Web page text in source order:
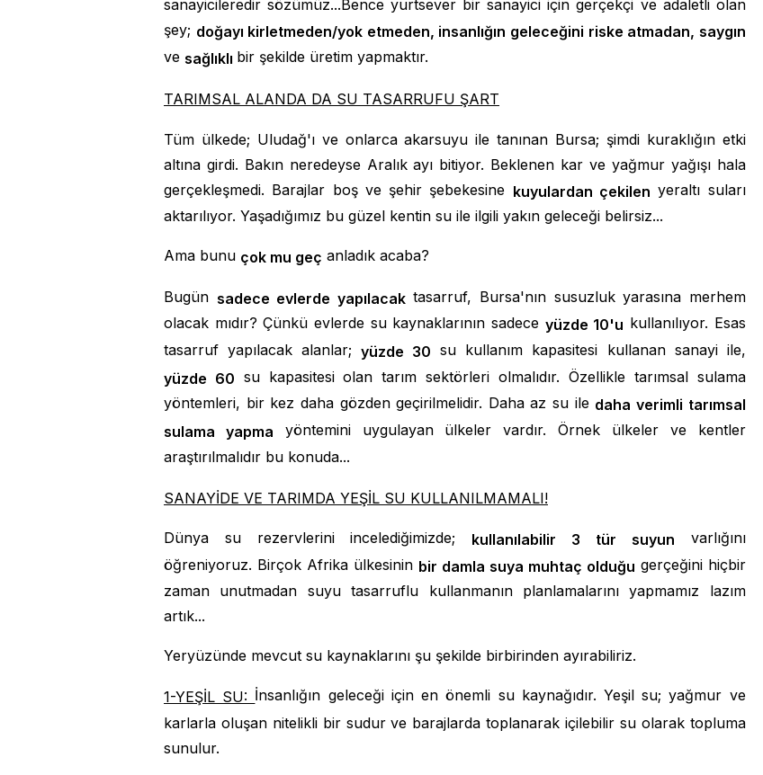
sanayicileredir sözümüz...Bence yurtsever bir sanayici için gerçekçi ve adaletli olan
şey; doğayı kirletmeden/yok etmeden, insanlığın geleceğini riske atmadan, saygın
ve sağlıklı bir şekilde üretim yapmaktır.
TARIMSAL ALANDA DA SU TASARRUFU ŞART
Tüm ülkede; Uludağ'ı ve onlarca akarsuyu ile tanınan Bursa; şimdi kuraklığın etki
altına girdi. Bakın neredeyse Aralık ayı bitiyor. Beklenen kar ve yağmur yağışı hala
gerçekleşmedi. Barajlar boş ve şehir şebekesine kuyulardan çekilen yeraltı suları
aktarılıyor. Yaşadığımız bu güzel kentin su ile ilgili yakın geleceği belirsiz...
Ama bunu çok mu geç anladık acaba?
Bugün sadece evlerde yapılacaktasarruf, Bursa'nın susuzluk yarasına merhem
olacak mıdır? Çünkü evlerde su kaynaklarının sadece yüzde 10'u kullanılıyor. Esas
tasarruf yapılacak alanlar;yüzde 30 su kullanım kapasitesi kullanan sanayi ile,
yüzde 60 su kapasitesi olan tarım sektörleri olmalıdır. Özellikle tarımsal sulama
yöntemleri, bir kez daha gözden geçirilmelidir. Daha az su ile daha verimli tarımsal
sulama yapma yöntemini uygulayan ülkeler vardır. Örnek ülkeler ve kentler
araştırılmalıdır bu konuda...
SANAYİDE VE TARIMDA YEŞİL SU KULLANILMAMALI!
Dünya su rezervlerini incelediğimizde; kullanılabilir 3 tür suyun varlığını
öğreniyoruz. Birçok Afrika ülkesinin bir damla suya muhtaç olduğu gerçeğini hiçbir
zaman unutmadan suyu tasarruflu kullanmanın planlamalarını yapmamız lazım
artık...
Yeryüzünde mevcut su kaynaklarını şu şekilde birbirinden ayırabiliriz.
1-YEŞİL SU: İnsanlığın geleceği için en önemli su kaynağıdır. Yeşil su; yağmur ve
karlarla oluşan nitelikli bir sudur ve barajlarda toplanarak içilebilir su olarak topluma
sunulur.